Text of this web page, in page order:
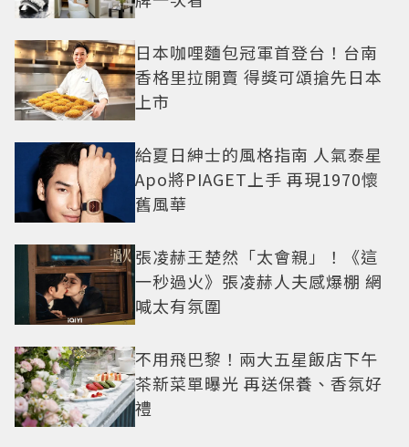
日本咖哩麵包冠軍首登台！台南
香格里拉開賣 得獎可頌搶先日本
上市
給夏日紳士的風格指南 人氣泰星
Apo將PIAGET上手 再現1970懷
舊風華
張凌赫王楚然「太會親」！《這
一秒過火》張凌赫人夫感爆棚 網
喊太有氛圍
不用飛巴黎！兩大五星飯店下午
茶新菜單曝光 再送保養、香氛好
禮